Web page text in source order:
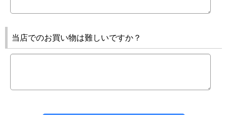
当店でのお買い物は難しいですか？